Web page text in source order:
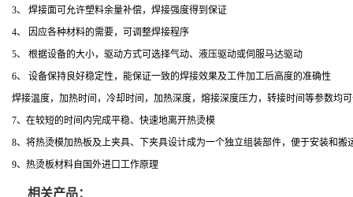
3、 焊接面可允许塑料余量补偿，焊接强度得到保证
4、 因应各种材料的需要，可调整焊接程序
5、 根据设备的大小，驱动方式可选择气动、液压驱动或伺服马达驱动
6、 设备保持良好稳定性，能保证一致的焊接效果及工件加工后高度的准确性
焊接温度，加热时间，冷却时间，加热深度，熔接深度压力，转接时间等参数均
7、在较短的时间内完成平稳、快速地离开热烫模
8、将热烫模加热板及上夹具、下夹具设计成为一个独立组装部件，便于安装和搬
9、热烫板材料自国外进口工作原理
相关产品：